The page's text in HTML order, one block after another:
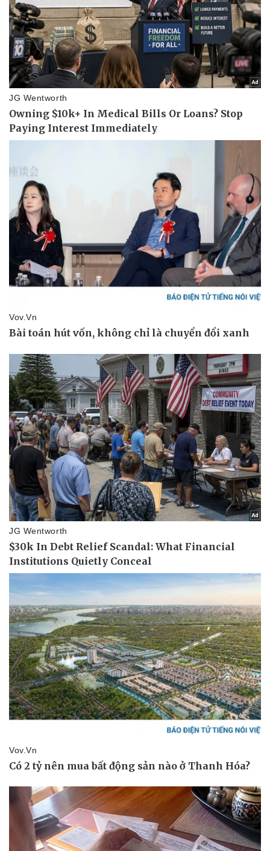
Doanh nghiệp
Thông tin doanh nghiệp
Doanh nghiệp 24h
Doanh nhân
Vì cộng đồng
Công nghệ
Sành điệu
Tin Công nghệ
Trải nghiệm
Chuyển đổi số
Sức khỏe
Dinh dưỡng - món ngon
Cây thuốc
Sản phụ khoa
Nhi khoa
Nam khoa
Làm đẹp - giảm cân
Phòng mạch online
Ăn sạch sống khỏe
Đời sống
Nhà đẹp
Blog
Tình yêu - Gia đình